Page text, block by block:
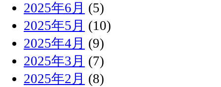
2025年6月 (5)
2025年5月 (10)
2025年4月 (9)
2025年3月 (7)
2025年2月 (8)